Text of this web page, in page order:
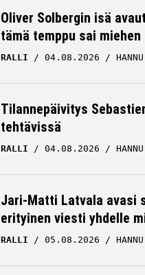
Oliver Solbergin isä
tämä temppu sai
RALLI 04.08.2026
Tilannepäivitys
tehtävissä
RALLI 04.08.2026
Jari-Matti Latvala avasi
erityinen viesti yhdelle
RALLI 05.08.2026